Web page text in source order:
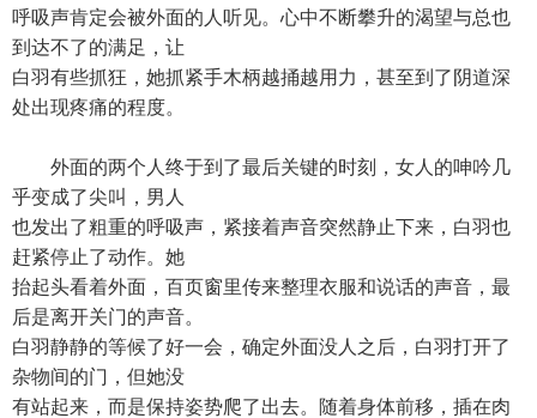
呼吸声肯定会被外面的人听见。心中不断攀升的渴望与总也
到达不了的满足，让
白羽有些抓狂，她抓紧手木柄越捅越用力，甚至到了阴道深
处出现疼痛的程度。
外面的两个人终于到了最后关键的时刻，女人的呻吟几
乎变成了尖叫，男人
也发出了粗重的呼吸声，紧接着声音突然静止下来，白羽也
赶紧停止了动作。她
抬起头看着外面，百页窗里传来整理衣服和说话的声音，最
后是离开关门的声音。
白羽静静的等候了好一会，确定外面没人之后，白羽打开了
杂物间的门，但她没
有站起来，而是保持姿势爬了出去。随着身体前移，插在肉